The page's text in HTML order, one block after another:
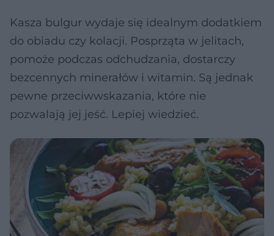
Kasza bulgur wydaje się idealnym dodatkiem
do obiadu czy kolacji. Posprząta w jelitach,
pomoże podczas odchudzania, dostarczy
bezcennych minerałów i witamin. Są jednak
pewne przeciwwskazania, które nie
pozwalają jej jeść. Lepiej wiedzieć.